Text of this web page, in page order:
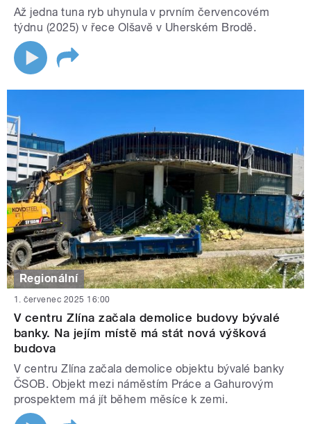
Až jedna tuna ryb uhynula v prvním červencovém
týdnu (2025) v řece Olšavě v Uherském Brodě.
Regionální
1. červenec 2025 16:00
V centru Zlína začala demolice budovy bývalé
banky. Na jejím místě má stát nová výšková
budova
V centru Zlína začala demolice objektu bývalé banky
ČSOB. Objekt mezi náměstím Práce a Gahurovým
prospektem má jít během měsíce k zemi.